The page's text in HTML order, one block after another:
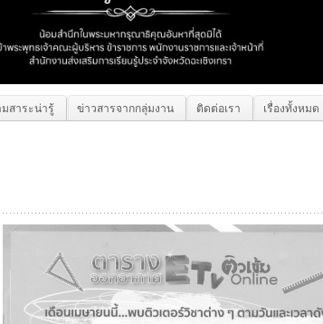
สาระน่ารู้ ข่าวสารจากกลุ่มงาน ติดต่อเรา เรื่องทั้งหมด